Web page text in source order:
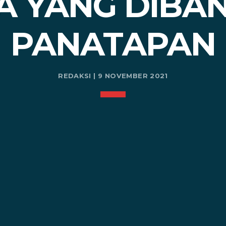
PANATAPAN
REDAKSI | 9 NOVEMBER 2021